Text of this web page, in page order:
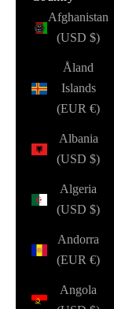
Afghanistan
(USD $)
Åland
Islands
(EUR €)
Albania
(USD $)
Algeria
(USD $)
Andorra
(EUR €)
Angola